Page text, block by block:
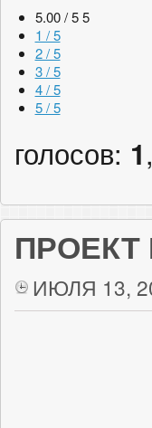
5.00 / 5 5
1 / 5
2 / 5
3 / 5
4 / 5
5 / 5
голосов: 1
ПРОЕКТ
ИЮЛЯ 13,